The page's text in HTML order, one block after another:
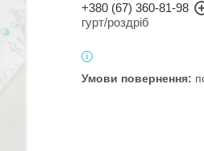
+380 (67) 360-81-98
гурт/роздріб